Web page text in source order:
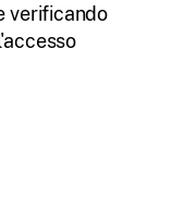
verificando